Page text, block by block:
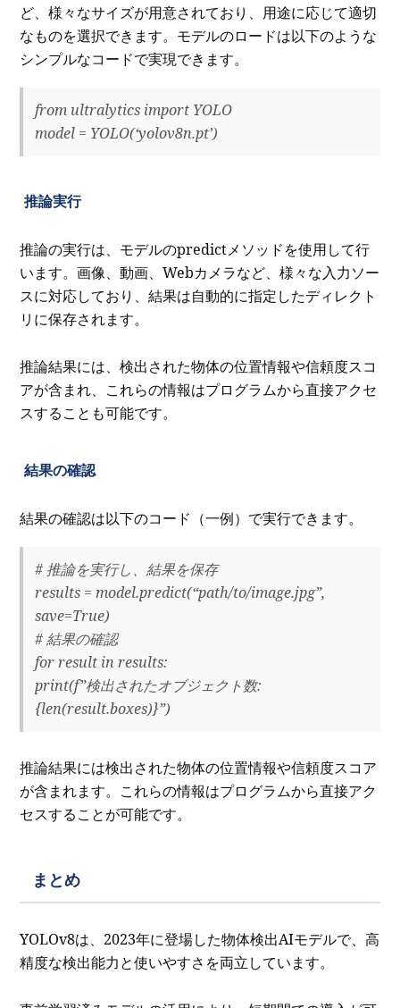
ど、様々なサイズが用意されており、用途に応じて適切
なものを選択できます。モデルのロードは以下のような
シンプルなコードで実現できます。
from ultralytics import YOLO
model = YOLO(‘yolov8n.pt’)
推論実行
推論の実行は、モデルのpredictメソッドを使用して行
います。画像、動画、Webカメラなど、様々な入力ソー
スに対応しており、結果は自動的に指定したディレクト
リに保存されます。
推論結果には、検出された物体の位置情報や信頼度スコ
アが含まれ、これらの情報はプログラムから直接アクセ
スすることも可能です。
結果の確認
結果の確認は以下のコード（一例）で実行できます。
# 推論を実行し、結果を保存
results = model.predict(“path/to/image.jpg”,
save=True)
# 結果の確認
for result in results:
print(f”検出されたオブジェクト数:
{len(result.boxes)}”)
推論結果には検出された物体の位置情報や信頼度スコア
が含まれます。これらの情報はプログラムから直接アク
セスすることが可能です。
まとめ
YOLOv8は、2023年に登場した物体検出AIモデルで、高
精度な検出能力と使いやすさを両立しています。